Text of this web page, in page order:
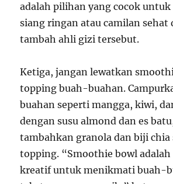
adalah pilihan yang cocok
siang ringan atau camilan sehat
tambah ahli gizi tersebut.
Ketiga, jangan lewatkan
topping buah-buahan.
buahan seperti mangga, kiwi,
dengan susu almond dan es
tambahkan granola dan biji chia
topping. “Smoothie bowl adalah
kreatif untuk menikmati buah-